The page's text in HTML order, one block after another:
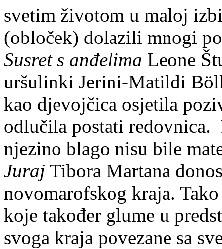
svetim životom u maloj
(obloček) dolazili mnogi
Susret s anđelima Leone
uršulinki Jerini-Matildi
kao djevojčica osjetila
odlučila postati
njezino blago nisu bile
Juraj Tibora Martana
novomarofskog kraja.
koje također glume u
svoga kraja povezane sa